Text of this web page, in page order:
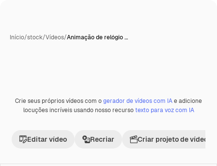
Início/stock/Vídeos/Animação de relógio …
PremiumGerada com IA
Crie seus próprios vídeos com ogerador de vídeos com IAe adicione
locuções incríveis usando nosso recursotexto para voz com IA
Editar vídeo Recriar Criar projeto de vídeo